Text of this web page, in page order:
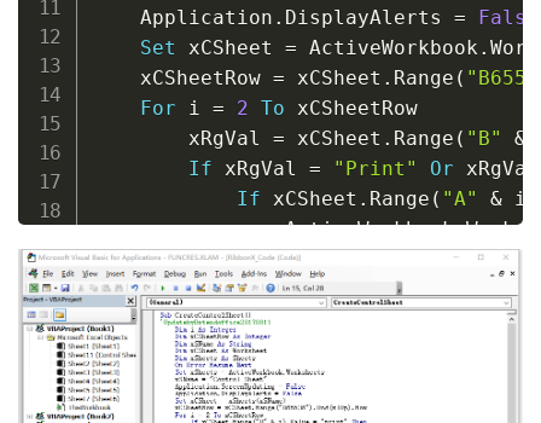
    Application
. DisplayAlerts =
False
Set xCSheet = ActiveWorkbook .
    xCSheetRow
= xCSheet . Range (
For i = 2 To xCSheetRow
        xRgVal
= xCSheet . Range ( "B" &
If xRgVal = "Print" Or
If xCSheet . Range ( "A" & i
                ActiveWorkbook
.
End If
End
If
Next
    xCSheet
.Delete
    ActiveWorkbook
.Worksheets
    ActiveSheet
.Name =